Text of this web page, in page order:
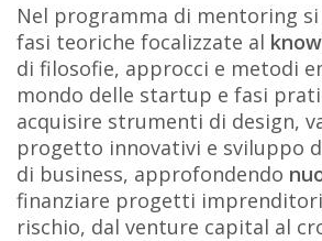
Nel programma di mentoring
fasi teoriche focalizzate al
di filosofie, approcci e metodi
mondo delle startup e fasi
acquisire strumenti di design,
progetto innovativi e sviluppo
di business, approfondendo
finanziare progetti
rischio, dal venture capital al